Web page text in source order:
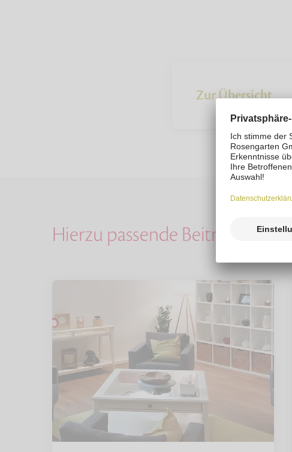
Zur Übersicht
Hierzu passende Beiträge